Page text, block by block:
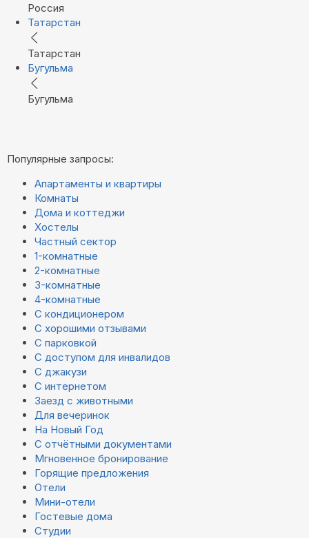
Россия
Татарстан
Татарстан
Бугульма
Бугульма
Популярные запросы:
Апартаменты и квартиры
Комнаты
Дома и коттеджи
Хостелы
Частный сектор
1-комнатные
2-комнатные
3-комнатные
4-комнатные
С кондиционером
С хорошими отзывами
С парковкой
С доступом для инвалидов
С джакузи
С интернетом
Заезд с животными
Для вечеринок
На Новый Год
С отчётными документами
Мгновенное бронирование
Горящие предложения
Отели
Мини-отели
Гостевые дома
Студии